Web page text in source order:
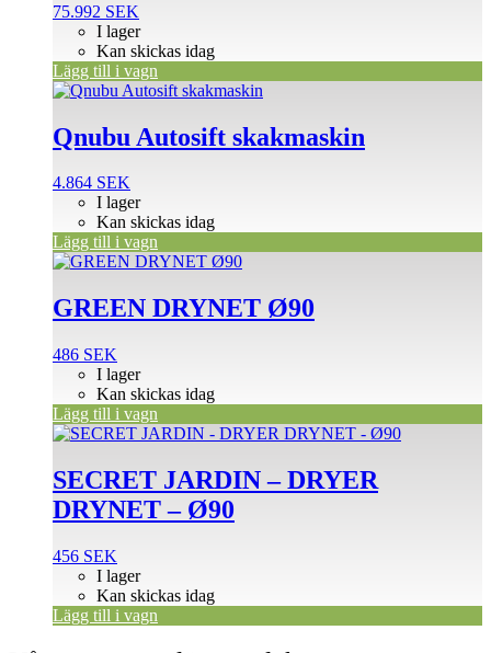
75.992 SEK
I lager
Kan skickas idag
Lägg till i vagn
Qnubu Autosift skakmaskin
4.864 SEK
I lager
Kan skickas idag
Lägg till i vagn
GREEN DRYNET Ø90
486 SEK
I lager
Kan skickas idag
Lägg till i vagn
SECRET JARDIN – DRYER
DRYNET – Ø90
456 SEK
I lager
Kan skickas idag
Lägg till i vagn